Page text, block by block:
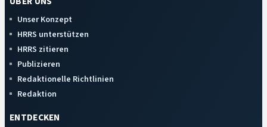
Unser Konzept
HRRS unterstützen
HRRS zitieren
Publizieren
Redaktionelle Richtlinien
Redaktion
ENTDECKEN